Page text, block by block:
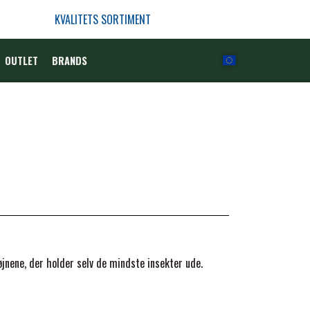
KVALITETS SORTIMENT
OUTLET BRANDS
der holder selv de mindste insekter ude.